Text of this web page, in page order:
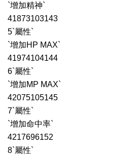
`增加精神`
41873103143
5`屬性`
`增加HP MAX`
41974104144
6`屬性`
`增加MP MAX`
42075105145
7`屬性`
`增加命中率`
4217696152
8`屬性`